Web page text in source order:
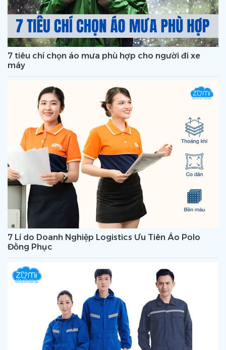
7 tiêu chí chọn áo mưa phù hợp cho người đi xe
máy
7 Lí do Doanh Nghiệp Logistics Ưu Tiên Áo Polo
Đồng Phục